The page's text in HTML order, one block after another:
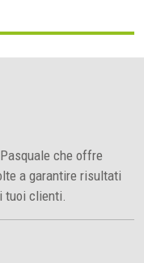
che offre
a garantire risultati
tuoi clienti.